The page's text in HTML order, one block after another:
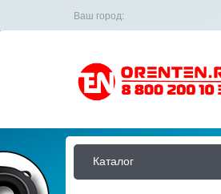
Ваш город:
Каталог